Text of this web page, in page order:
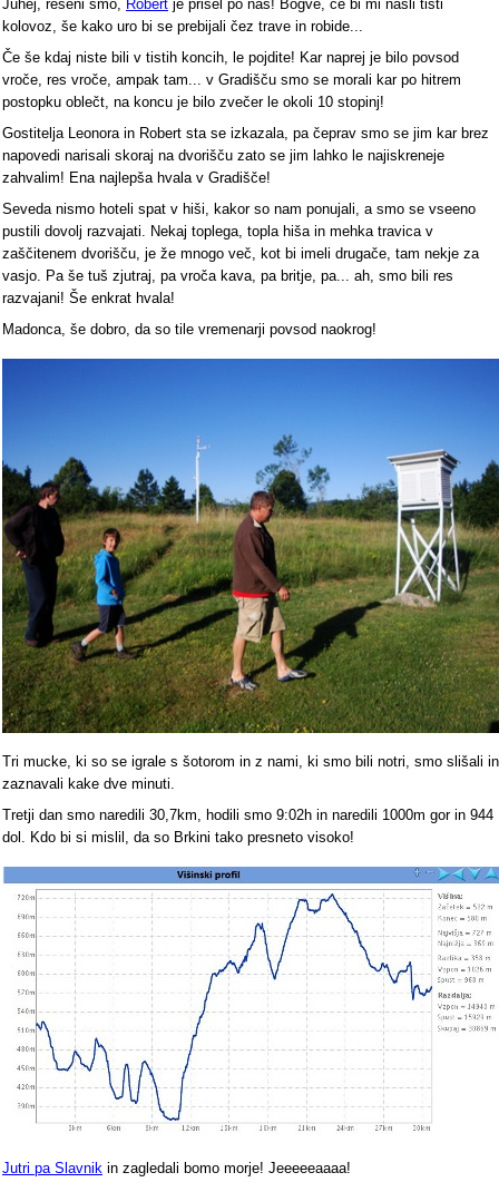
Juhej, rešeni smo, Robert je prišel po nas! Bogve, če bi mi našli tisti
kolovoz, še kako uro bi se prebijali čez trave in robide...
Če še kdaj niste bili v tistih koncih, le pojdite! Kar naprej je bilo povsod
vroče, res vroče, ampak tam... v Gradišču smo se morali kar po hitrem
postopku oblečt, na koncu je bilo zvečer le okoli 10 stopinj!
Gostitelja Leonora in Robert sta se izkazala, pa čeprav smo se jim kar brez
napovedi narisali skoraj na dvorišču zato se jim lahko le najiskreneje
zahvalim! Ena najlepša hvala v Gradišče!
Seveda nismo hoteli spat v hiši, kakor so nam ponujali, a smo se vseeno
pustili dovolj razvajati. Nekaj toplega, topla hiša in mehka travica v
zaščitenem dvorišču, je že mnogo več, kot bi imeli drugače, tam nekje za
vasjo. Pa še tuš zjutraj, pa vroča kava, pa britje, pa... ah, smo bili res
razvajani! Še enkrat hvala!
Madonca, še dobro, da so tile vremenarji povsod naokrog!
Tri mucke, ki so se igrale s šotorom in z nami, ki smo bili notri, smo slišali in
zaznavali kake dve minuti.
Tretji dan smo naredili 30,7km, hodili smo 9:02h in naredili 1000m gor in 944
dol. Kdo bi si mislil, da so Brkini tako presneto visoko!
Jutri pa Slavnik in zagledali bomo morje! Jeeeeeaaaa!